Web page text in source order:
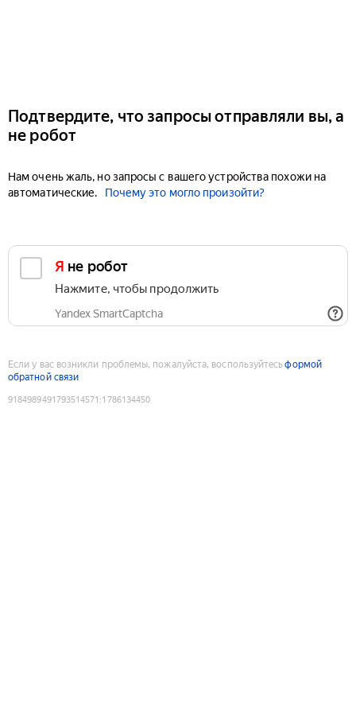
Подтвердите, что запросы отправляли вы, а
не робот
Нам очень жаль, но запросы с вашего устройства похожи на
автоматические.
Почему это могло произойти?
Я не робот
Нажмите, чтобы продолжить
Yandex SmartCaptcha
Если у вас возникли проблемы, пожалуйста, воспользуйтесьформой
обратной связи
9184989491793514571 :1786134450